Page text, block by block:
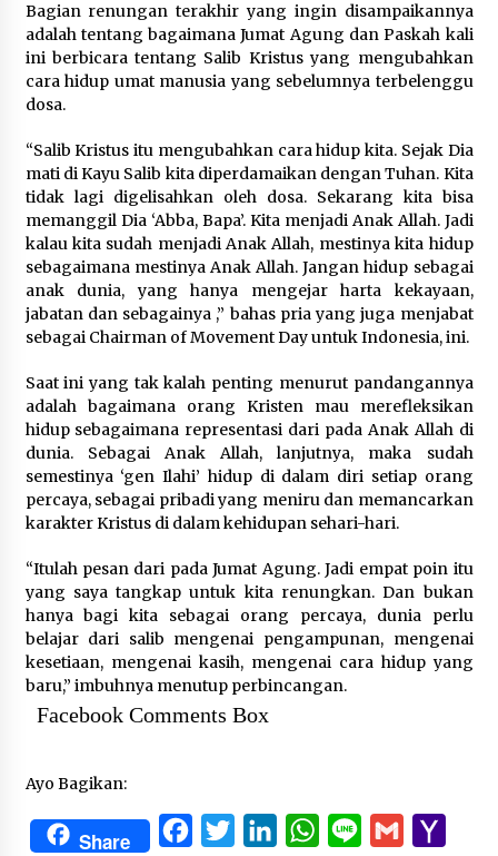
Bagian renungan terakhir yang ingin disampaikannya
adalah tentang bagaimana Jumat Agung dan Paskah kali
ini berbicara tentang Salib Kristus yang mengubahkan
cara hidup umat manusia yang sebelumnya terbelenggu
dosa.
“Salib Kristus itu mengubahkan cara hidup kita. Sejak Dia
mati di Kayu Salib kita diperdamaikan dengan Tuhan. Kita
tidak lagi digelisahkan oleh dosa. Sekarang kita bisa
memanggil Dia ‘Abba, Bapa’. Kita menjadi Anak Allah. Jadi
kalau kita sudah menjadi Anak Allah, mestinya kita hidup
sebagaimana mestinya Anak Allah. Jangan hidup sebagai
anak dunia, yang hanya mengejar harta kekayaan,
jabatan dan sebagainya ,” bahas pria yang juga menjabat
sebagai Chairman of Movement Day untuk Indonesia, ini.
Saat ini yang tak kalah penting menurut pandangannya
adalah bagaimana orang Kristen mau merefleksikan
hidup sebagaimana representasi dari pada Anak Allah di
dunia. Sebagai Anak Allah, lanjutnya, maka sudah
semestinya ‘gen Ilahi’ hidup di dalam diri setiap orang
percaya, sebagai pribadi yang meniru dan memancarkan
karakter Kristus di dalam kehidupan sehari-hari.
“Itulah pesan dari pada Jumat Agung. Jadi empat poin itu
yang saya tangkap untuk kita renungkan. Dan bukan
hanya bagi kita sebagai orang percaya, dunia perlu
belajar dari salib mengenai pengampunan, mengenai
kesetiaan, mengenai kasih, mengenai cara hidup yang
baru,” imbuhnya menutup perbincangan.
Facebook Comments Box
Ayo Bagikan:
Share FacebookTwitterLinkedInWhatsApp
Line Gmail